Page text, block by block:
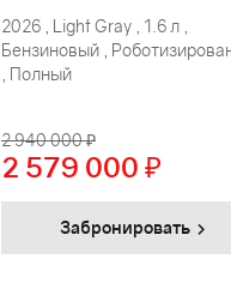
2026 , Light Gray , 1.6 л ,
Бензиновый ,
, Полный
2 940 000 ₽
2 579 000 ₽
Забронировать